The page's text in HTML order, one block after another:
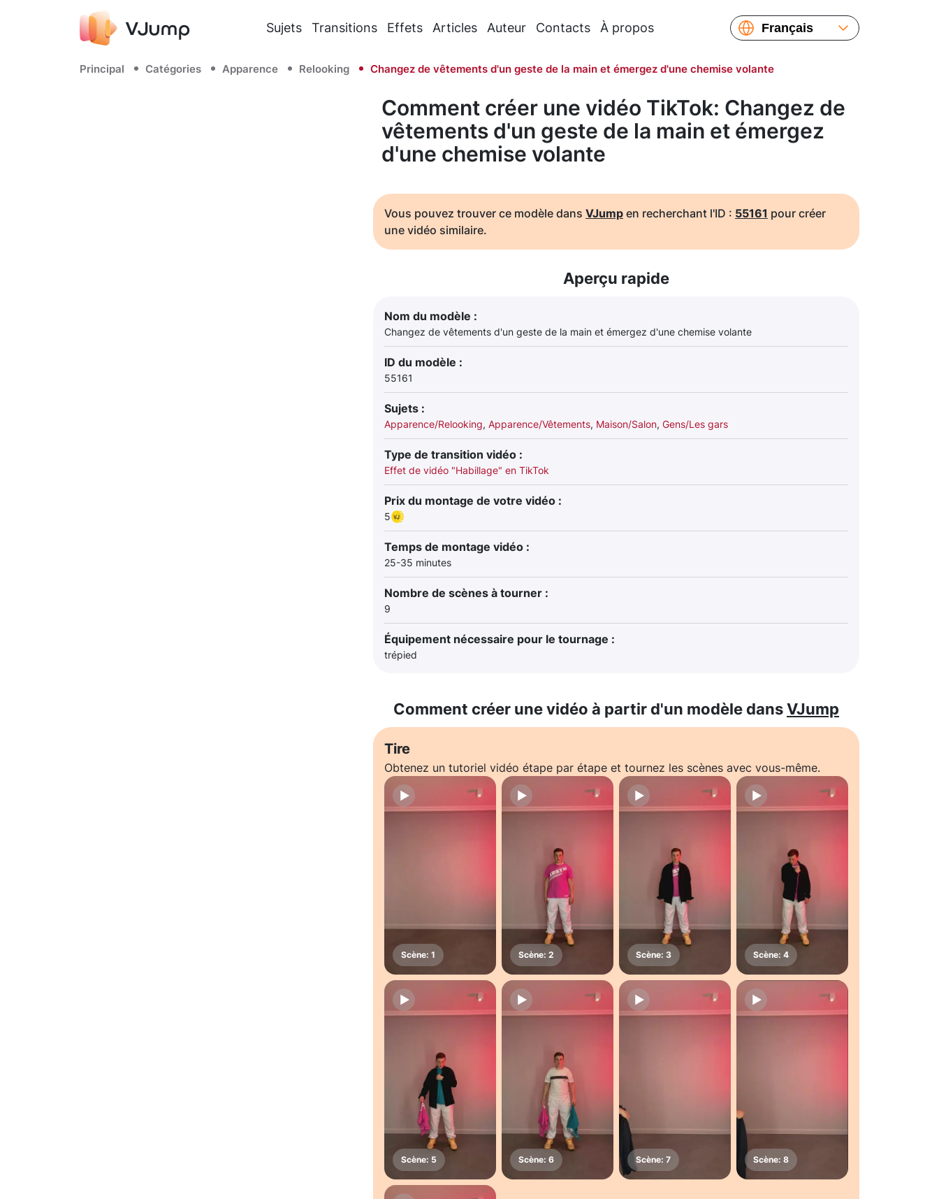
Sujets Transitions Effets Articles Auteur Contacts À propos
Français
Español
Українська
繁體中文
Principal Catégories Apparence Relooking Changez de vêtements d'un geste de la main et émergez d'une chemise volante
Comment créer une vidéo TikTok: Changez de
vêtements d'un geste de la main et émergez
d'une chemise volante
Vous pouvez trouver ce modèle dans VJump en recherchant l'ID : 55161 pour créer
une vidéo similaire.
Aperçu rapide
Nom du modèle :
Changez de vêtements d'un geste de la main et émergez d'une chemise volante
ID du modèle :
55161
Sujets :
Apparence/Relooking, Apparence/Vêtements, Maison/Salon, Gens/Les gars
Type de transition vidéo :
Effet de vidéo "Habillage" en TikTok
Prix du montage de votre vidéo :
5
Temps de montage vidéo :
25-35 minutes
Nombre de scènes à tourner :
9
Équipement nécessaire pour le tournage :
trépied
Comment créer une vidéo à partir d'un modèle dansVJump
Tire
Obtenez un tutoriel vidéo étape par étape et tournez les scènes avec vous-même.